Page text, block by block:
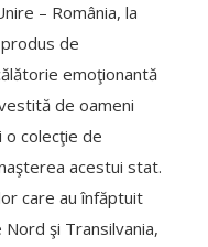
– România, la
de
emoţionantă
de oameni
o colecţie de
acestui stat.
care au înfăptuit
Nord şi Transilvania,